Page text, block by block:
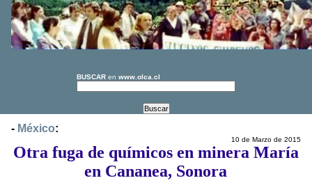
BUSCAR en www.olca.cl
- México:
10 de Marzo de 2015
Otra fuga de químicos en minera María
en Cananea, Sonora